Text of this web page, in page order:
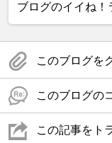
ブログのイイね！
このブログを
このブログの
この記事をト